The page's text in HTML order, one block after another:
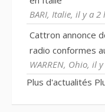
BARI, Italie, il y a 2
Cattron annonce
radio conformes
WARREN, Ohio, il
Plus d'actualités